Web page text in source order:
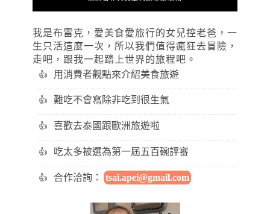
我是布雷克，愛美食愛旅行的女兒控老爸，一
生只活這麼一次，所以我們值得瘋狂去冒險，
走吧，跟我一起踏上世界的旅程吧。
用消費者觀點來介紹美食旅遊
難吃不會寫除非吃到很生氣
喜歡去泰國跟歐洲旅遊啦
吃太多被選為第一屆五百碗評審
合作洽詢： tsai.apei@gmail.com